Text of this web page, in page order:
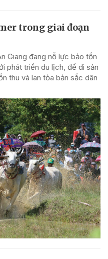
trong giai đoạn
Giang đang nỗ lực bảo tồn
phát triển du lịch, để di sản
thu và lan tỏa bản sắc dân